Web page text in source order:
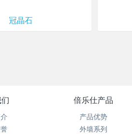
冠晶石
倍乐仕产品
产品优势
外墙系列